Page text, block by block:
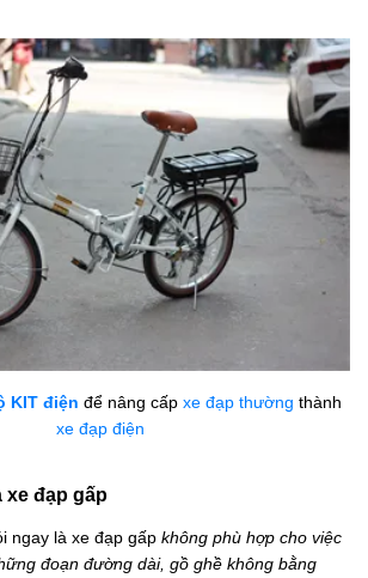
KIT điện để nâng cấp xe đạp thường thành
xe đạp điện
xe đạp gấp
ngay là xe đạp gấp không phù hợp cho việc
đoạn đường dài, gồ ghề không bằng